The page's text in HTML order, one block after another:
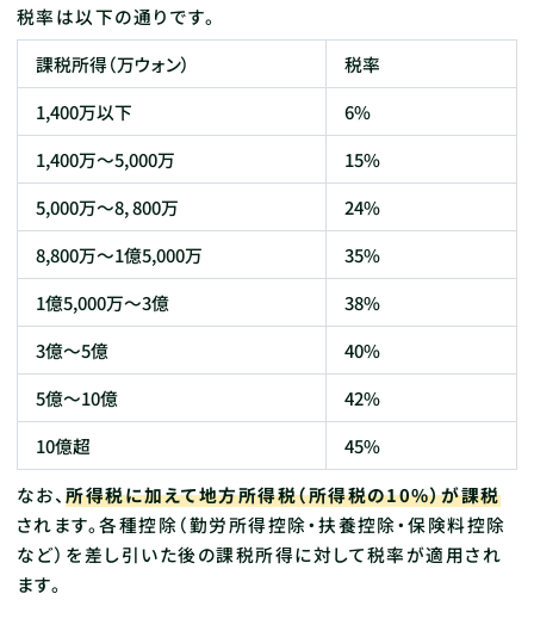
税率は以下の通りです。
課税所得（万ウォン）
税率
1,400万以下
6%
1,400万〜5,000万
15%
5,000万〜8, 800万
24%
8,800万〜1億5,000万
35%
1億5,000万〜3億
38%
3億〜5億
40%
5億〜10億
42%
10億超
45%
なお、所得税に加えて地方所得税（所得税の10%）が課税
されます。各種控除（勤労所得控除・扶養控除・保険料控除
など）を差し引いた後の課税所得に対して税率が適用され
ます。